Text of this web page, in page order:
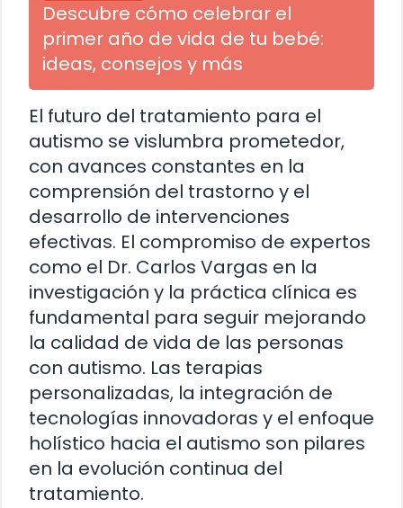
Descubre cómo celebrar el
primer año de vida de tu bebé:
ideas, consejos y más
El futuro del tratamiento para el
autismo se vislumbra prometedor,
con avances constantes en la
comprensión del trastorno y el
desarrollo de intervenciones
efectivas. El compromiso de expertos
como el Dr. Carlos Vargas en la
investigación y la práctica clínica es
fundamental para seguir mejorando
la calidad de vida de las personas
con autismo. Las terapias
personalizadas, la integración de
tecnologías innovadoras y el enfoque
holístico hacia el autismo son pilares
en la evolución continua del
tratamiento.